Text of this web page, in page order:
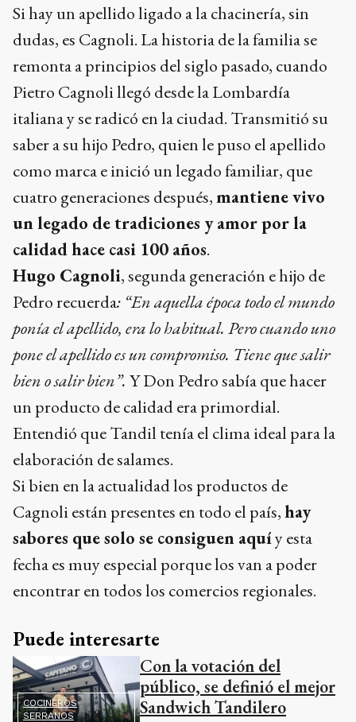
Si hay un apellido ligado a la chacinería, sin
dudas, es Cagnoli. La historia de la familia se
remonta a principios del siglo pasado, cuando
Pietro Cagnoli llegó desde la Lombardía
italiana y se radicó en la ciudad. Transmitió su
saber a su hijo Pedro, quien le puso el apellido
como marca e inició un legado familiar, que
cuatro generaciones después,mantiene vivo
un legado de tradiciones y amor por la
calidad hace casi 100 años.
Hugo Cagnoli, segunda generación e hijo de
Pedro recuerda: “En aquella época todo el mundo
ponía el apellido, era lo habitual. Pero cuando uno
pone el apellido es un compromiso. Tiene que salir
bien o salir bien”. Y Don Pedro sabía que hacer
un producto de calidad era primordial.
Entendió que Tandil tenía el clima ideal para la
elaboración de salames.
Si bien en la actualidad los productos de
Cagnoli están presentes en todo el país,hay
sabores que solo se consiguen aquíy esta
fecha es muy especial porque los van a poder
encontrar en todos los comercios regionales.
Puede interesarte
COCINEROS
SERRANOS
Con la votación del
público, se definió el mejor
Sandwich Tandilero